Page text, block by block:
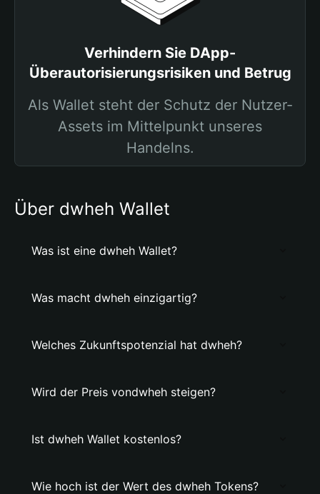
Verhindern Sie DApp-
Überautorisierungsrisiken und Betrug
Als Wallet steht der Schutz der Nutzer-
Assets im Mittelpunkt unseres
Handelns.
Über dwheh Wallet
Was ist eine dwheh Wallet?
Was macht dwheh einzigartig?
Welches Zukunftspotenzial hat dwheh?
Wird der Preis vondwheh steigen?
Ist dwheh Wallet kostenlos?
Wie hoch ist der Wert des dwheh Tokens?